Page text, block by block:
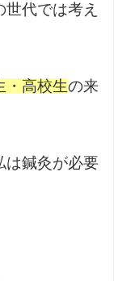
代では考え
・高校生の来
は鍼灸が必要